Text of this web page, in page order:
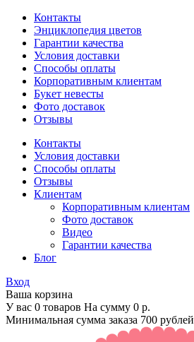
Контакты
Энциклопедия цветов
Гарантии качества
Условия доставки
Способы оплаты
Корпоративным клиентам
Букет невесты
Фото доставок
Отзывы
Контакты
Условия доставки
Способы оплаты
Отзывы
Клиентам
Корпоративным клиентам
Фото доставок
Видео
Гарантии качества
Блог
Вход
Ваша корзина
У вас 0 товаров На сумму 0 р.
Минимальная сумма заказа 700 рублей